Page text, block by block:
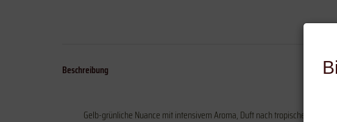
Beschreibung
Gelb-grünliche Nuance mit intensivem Aroma, Duft nach tropischen